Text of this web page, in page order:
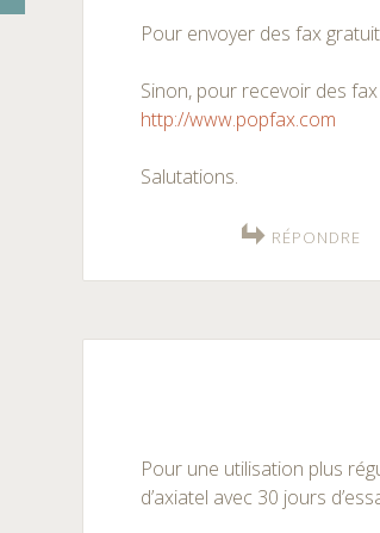
Pour envoyer des fax
Sinon, pour recevoir des
http://www.popfax.com
Salutations.
RÉPONDRE
Pour une utilisation plus
d’axiatel avec 30 jours